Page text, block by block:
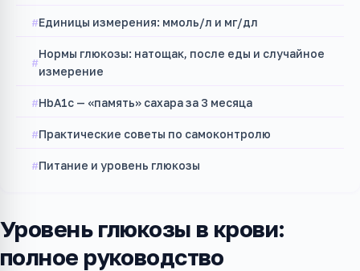
Единицы измерения: ммоль/л и мг/дл
Нормы глюкозы: натощак, после еды и случайное
измерение
HbA1c — «память» сахара за 3 месяца
Практические советы по самоконтролю
Питание и уровень глюкозы
Уровень глюкозы в крови:
полное руководство